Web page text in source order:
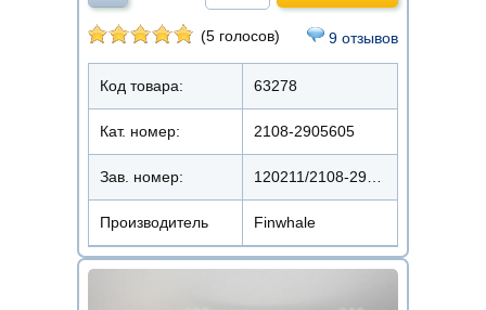
(5 голосов) 9 отзывов
Код товара: 63278
Кат. номер: 2108-2905605
Зав. номер:
Производитель Finwhale